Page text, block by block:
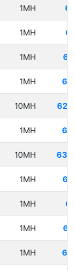
1MH
1MH
1MH
1MH
10MH
1MH
10MH
1MH
1MH
1MH
1MH